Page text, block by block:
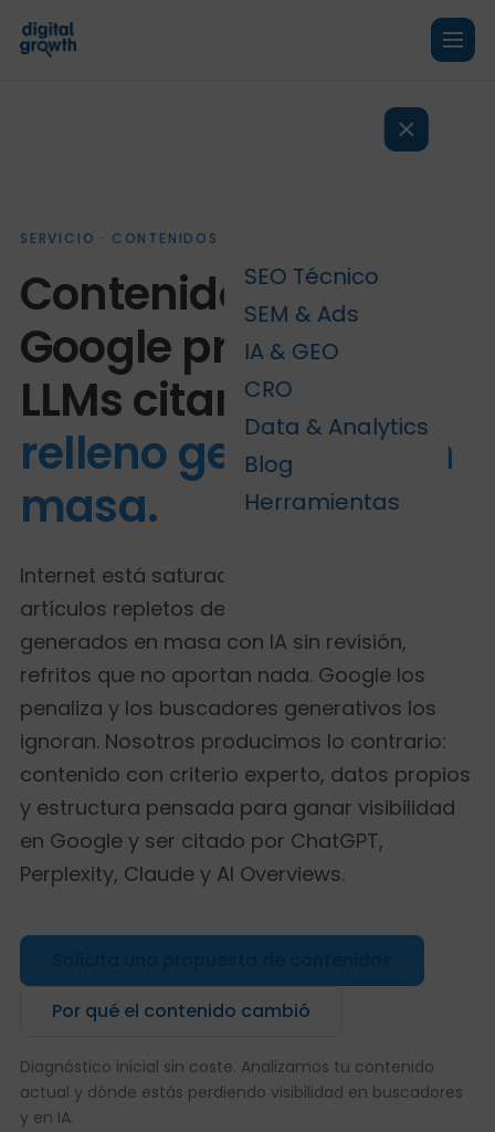
SEO Técnico
SEM & Ads
IA & GEO
CRO
Data & Analytics
Blog
Herramientas
SERVICIO · CONTENIDOS SEO & GEO
Contenido que
Google premia y los
LLMs citan.No
relleno generado en
masa.
Internet está saturado de contenido vacío:
artículos repletos de keywords, textos
generados en masa con IA sin revisión,
refritos que no aportan nada. Google los
penaliza y los buscadores generativos los
ignoran. Nosotros producimos lo contrario:
contenido con criterio experto, datos propios
y estructura pensada para ganar visibilidad
en Google y ser citado por ChatGPT,
Perplexity, Claude y AI Overviews.
Por qué el contenido cambió
Diagnóstico inicial sin coste. Analizamos tu contenido
actual y dónde estás perdiendo visibilidad en buscadores
y en IA.